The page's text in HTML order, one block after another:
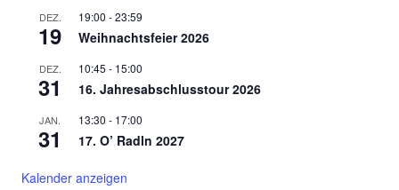
DEZ.
19
19:00 -23:59
Weihnachtsfeier 2026
DEZ.
31
10:45 - 15:00
16. Jahresabschlusstour 2026
JAN.
31
13:30 - 17:00
17. O’ Radln 2027
Kalender anzeigen